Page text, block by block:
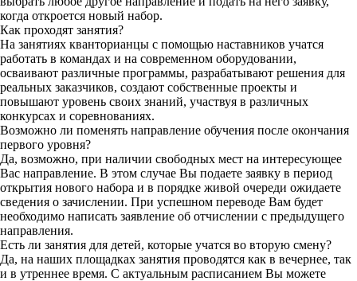
когда откроется новый набор.
Как проходят занятия?
На занятиях кванторианцы с помощью наставников учатся
работать в командах и на современном оборудовании,
осваивают различные программы, разрабатывают решения для
реальных заказчиков, создают собственные проекты и
повышают уровень своих знаний, участвуя в различных
конкурсах и соревнованиях.
Возможно ли поменять направление обучения после окончания
первого уровня?
Да, возможно, при наличии свободных мест на интересующее
Вас направление. В этом случае Вы подаете заявку в период
открытия нового набора и в порядке живой очереди ожидаете
сведения о зачислении. При успешном переводе Вам будет
необходимо написать заявление об отчислении с предыдущего
направления.
Есть ли занятия для детей, которые учатся во вторую смену?
Да, на наших площадках занятия проводятся как в вечернее, так
и в утреннее время. С актуальным расписанием Вы можете